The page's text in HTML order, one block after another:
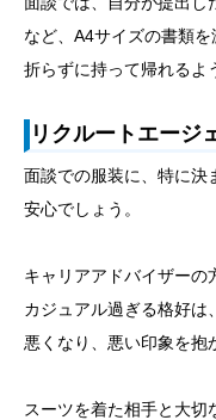
など、A4サイズの書類を
折らずに持って帰れるよ
リクルートエージ
面談での服装に、特に決
安心でしょう。
キャリアアドバイザーの
カジュアル過ぎる格好は
悪くなり、悪い印象を抱
スーツを着た相手と大切